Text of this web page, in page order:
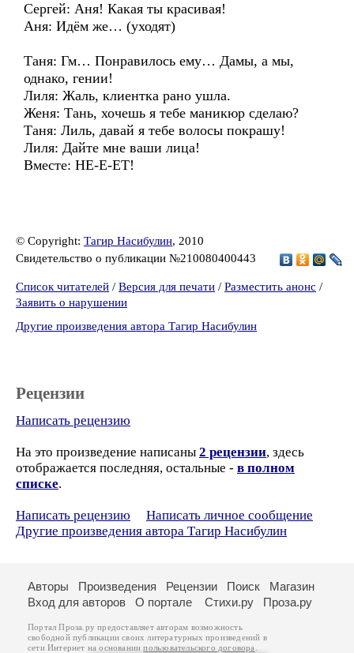
Сергей: Аня! Какая ты красивая!
Аня: Идём же… (уходят)
Таня: Гм… Понравилось ему… Дамы, а мы,
однако, гении!
Лиля: Жаль, клиентка рано ушла.
Женя: Тань, хочешь я тебе маникюр сделаю?
Таня: Лиль, давай я тебе волосы покрашу!
Лиля: Дайте мне ваши лица!
Вместе: НЕ-Е-ЕТ!
© Copyright: Тагир Насибулин, 2010
Свидетельство о публикации №210080400443
Список читателей / Версия для печати / Разместить анонс /
Заявить о нарушении
Другие произведения автора Тагир Насибулин
Рецензии
Написать рецензию
На это произведение написаны 2 рецензии, здесь
отображается последняя, остальные - в полном
списке.
Написать рецензию
Написать личное сообщение
Другие произведения автора Тагир Насибулин
Авторы Произведения Рецензии Поиск
Магазин
Вход для авторов
О портале Стихи.ру Проза.ру
Портал Проза.ру предоставляет авторам возможность
свободной публикации своих литературных произведений в
сети Интернет на основаниипользовательского договора